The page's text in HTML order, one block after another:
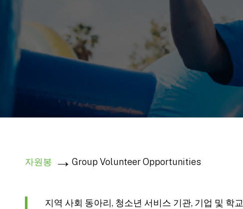
자원봉 Group Volunteer Opportunities
지역 사회 동아리, 청소년 서비스 기관, 기업 및 학